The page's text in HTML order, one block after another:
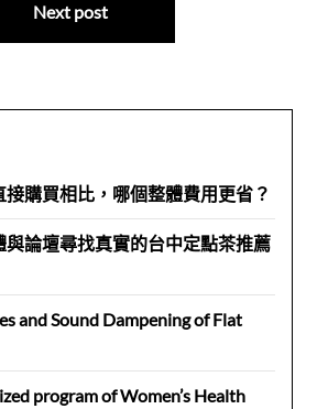
Next post
購買相比，哪個整體費用更省？
與論壇尋找真實的台中定點茶推薦
and Sound Dampening of Flat
program of Women’s Health